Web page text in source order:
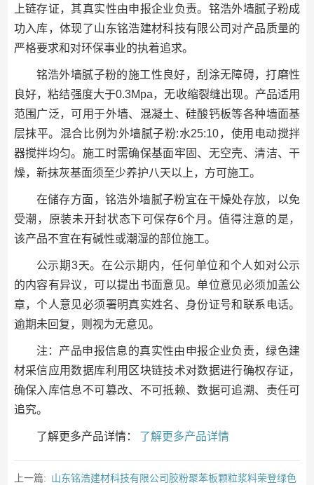
上链存证，其真实性由申报企业负责。铭浩外墙腻子粉成
功入库，体现了山东铭浩建材科技有限公司对产品质量的
严格要求和对环保事业的执着追求。
铭浩外墙腻子粉的施工性良好，刮涂无障碍，打磨性
良好，粘结强度大于0.3Mpa，无收缩裂缝出现。产品适用
范围广泛，可用于外墙、混凝土、硅酸钙板等各种墙面基
层抹平。混合比例为外墙腻子粉:水25:10，使用电动搅拌
器搅拌均匀。施工时需确保基面牢固、无空壳、清洁、干
燥，新抹灰基面须至少养护八天以上，方可施工。
在储存方面，铭浩外墙腻子粉宜在干燥处存放，以免
受潮，原装未开封状态下可保存6个月。值得注意的是，
该产品不宜在有碱性或潮湿的部位施工。
公示期3天。在公示期内，任何单位和个人如对公示
的内容有异议，可以提出书面意见。单位意见必须加盖公
章，个人意见必须署明真实姓名、身份证号和联系电话。
逾期未回复，则视为无意见。
注：产品申报信息的真实性由申报企业负责，绿色建
材采信应用数据库利用区块链技术对数据进行确权存证，
确保入库信息不可篡改、不可抵赖、数据可追溯、责任可
追究。
了解更多产品详情： 了解更多产品详情
上一篇: 山东铭浩建材科技有限公司胶粉聚苯板颗粒浆料荣登绿色